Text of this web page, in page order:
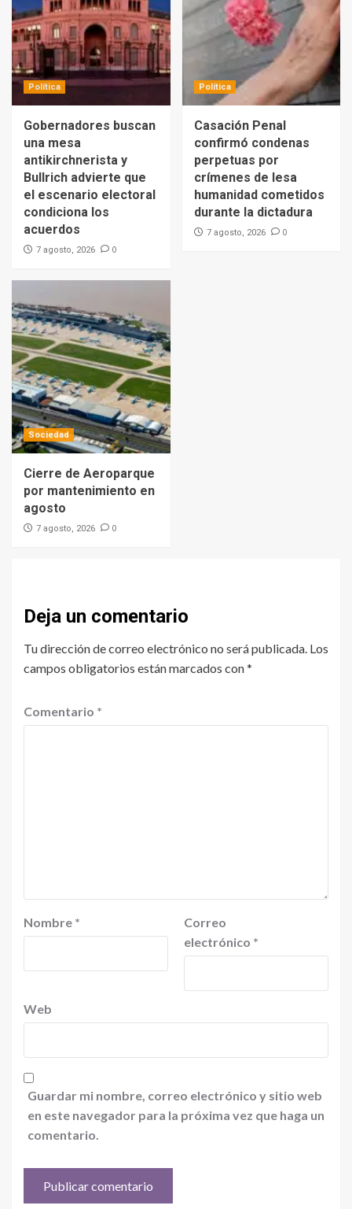
Política
Gobernadores buscan
una mesa
antikirchnerista y
Bullrich advierte que
el escenario electoral
condiciona los
acuerdos
7 agosto, 2026 0
Política
Casación Penal
confirmó condenas
perpetuas por
crímenes de lesa
humanidad cometidos
durante la dictadura
7 agosto, 2026 0
Sociedad
Cierre de Aeroparque
por mantenimiento en
agosto
7 agosto, 2026 0
Deja un comentario
Tu dirección de correo electrónico no será publicada. Los
campos obligatorios están marcados con*
Comentario *
Nombre *
Correo
electrónico *
Web
Guardar mi nombre, correo electrónico y sitio web
en este navegador para la próxima vez que haga un
comentario.